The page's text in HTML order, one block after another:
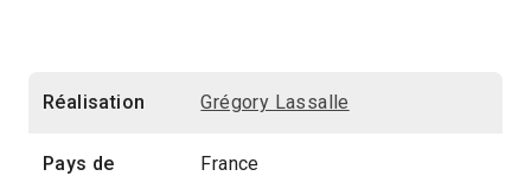
Réalisation Grégory Lassalle
Pays de
France